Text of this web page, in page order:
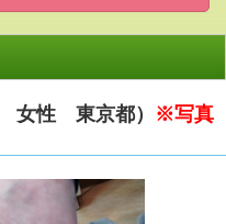
女性 東京都） ※写真